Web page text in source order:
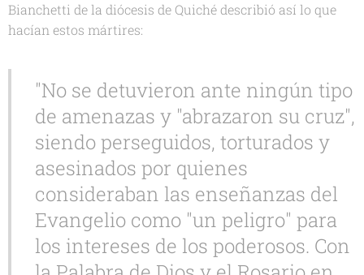
Bianchetti de la diócesis de Quiché describió así lo que
hacían estos mártires:
"No se detuvieron ante ningún tipo
de amenazas y "abrazaron su cruz",
siendo perseguidos, torturados y
asesinados por quienes
consideraban las enseñanzas del
Evangelio como "un peligro" para
los intereses de los poderosos. Con